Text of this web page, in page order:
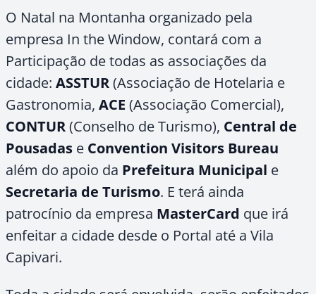
O Natal na Montanha organizado pela
empresa In the Window, contará com a
Participação de todas as associações da
cidade: ASSTUR(Associação de Hotelaria e
Gastronomia, ACE (Associação Comercial),
CONTUR(Conselho de Turismo), Central de
Pousadas e Convention Visitors Bureau
além do apoio da Prefeitura Municipal e
Secretaria de Turismo. E terá ainda
patrocínio da empresa MasterCard que irá
enfeitar a cidade desde o Portal até a Vila
Capivari.